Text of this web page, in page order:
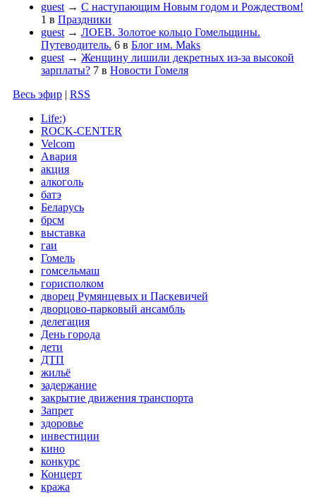
guest → С наступающим Новым годом и Рождеством!
1 в Праздники
guest → ЛОЕВ. Золотое кольцо Гомельщины.
Путеводитель. 6 в Блог им. Maks
guest → Женщину лишили декретных из-за высокой
зарплаты? 7 в Новости Гомеля
Весь эфир | RSS
Life:)
ROCK-CENTER
Velcom
Авария
акция
алкоголь
батэ
Беларусь
брсм
выставка
гаи
Гомель
гомсельмаш
горисполком
дворец Румянцевых и Паскевичей
дворцово-парковый ансамбль
делегация
День города
дети
ДТП
жильё
задержание
закрытие движения транспорта
Запрет
здоровье
инвестиции
кино
конкурс
Концерт
кража